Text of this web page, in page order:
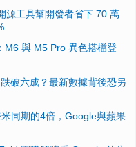
源工具幫開發者省下 70 萬
M6 與 M5 Pro 異色搭檔登
破六成？最新數據背後恐另
同期的4倍，Google與蘋果